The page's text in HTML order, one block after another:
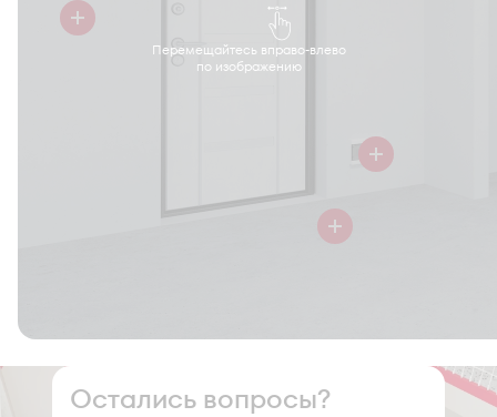
Перемещайтесь вправо-влево
по изображению
Остались вопросы?